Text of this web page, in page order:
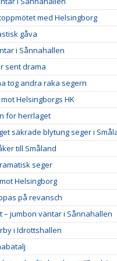
med Helsingborg
gåva
i Sånnahallen
sent drama
tog andra raka segern
Helsingborgs HK
för herrlaget
säkrade blytung seger i
till Småland
seger
Helsingborg
på revansch
jumbon väntar i Sånnahallen
i Idrottshallen